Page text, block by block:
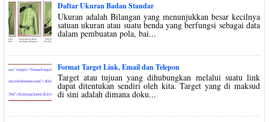
Daftar Ukuran Badan Standar
Ukuran adalah Bilangan yang menunjukkan besar kecilnya
satuan ukuran atau suatu benda yang berfungsi sebagai data
dalam pembuatan pola, bai...
Format Target Link, Email dan Telepon
Target atau tujuan yang dihubungkan melalui suatu link
dapat ditentukan sendiri oleh kita. Target yang di maksud
di sini adalah dimana doku...